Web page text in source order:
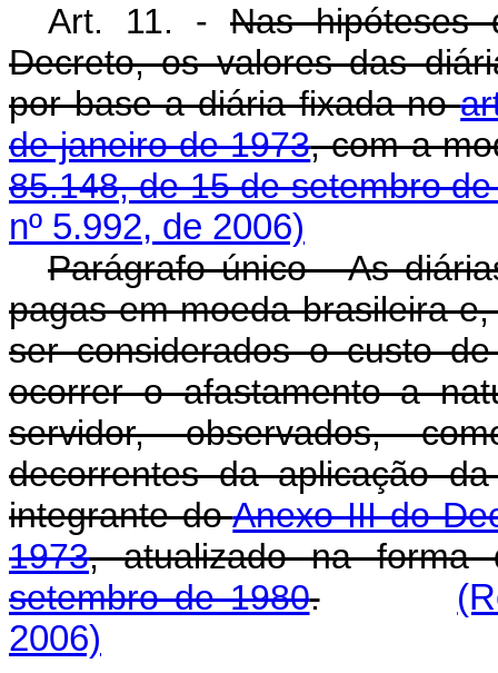
Art. 11. - Nas hipóteses
Decreto, os valores das
por base a diária fixada no
de janeiro de 1973, com a
85.148, de 15 de setembro
nº 5.992, de 2006)
Parágrafo único - As
pagas em moeda brasileira
ser considerados o custo
ocorrer o afastamento a
servidor, observados,
decorrentes da aplicação
integrante doAnexo III do
1973, atualizado na
setembro de 1980.
2006)